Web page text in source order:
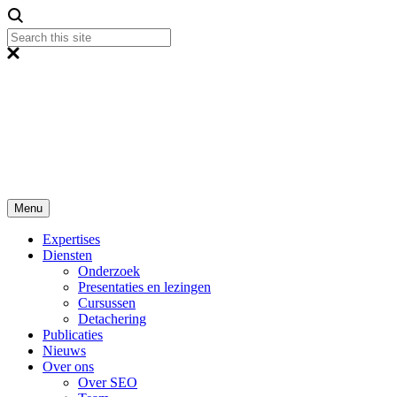
Menu
Expertises
Diensten
Onderzoek
Presentaties en lezingen
Cursussen
Detachering
Publicaties
Nieuws
Over ons
Over SEO